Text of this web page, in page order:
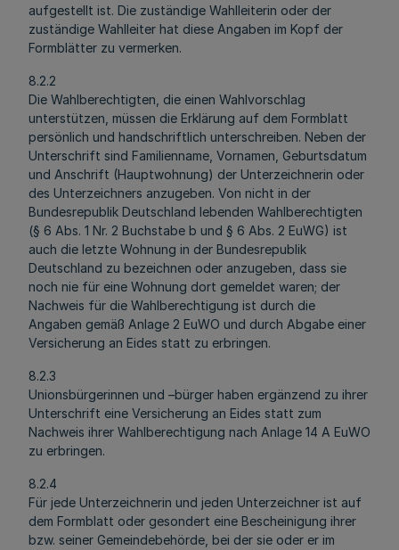
aufgestellt ist. Die zuständige Wahlleiterin oder der
zuständige Wahlleiter hat diese Angaben im Kopf der
Formblätter zu vermerken.
8.2.2
Die Wahlberechtigten, die einen Wahlvorschlag
unterstützen, müssen die Erklärung auf dem Formblatt
persönlich und handschriftlich unterschreiben. Neben der
Unterschrift sind Familienname, Vornamen, Geburtsdatum
und Anschrift (Hauptwohnung) der Unterzeichnerin oder
des Unterzeichners anzugeben. Von nicht in der
Bundesrepublik Deutschland lebenden Wahlberechtigten
(§ 6 Abs. 1 Nr. 2 Buchstabe b und § 6 Abs. 2 EuWG) ist
auch die letzte Wohnung in der Bundesrepublik
Deutschland zu bezeichnen oder anzugeben, dass sie
noch nie für eine Wohnung dort gemeldet waren; der
Nachweis für die Wahlberechtigung ist durch die
Angaben gemäß Anlage 2 EuWO und durch Abgabe einer
Versicherung an Eides statt zu erbringen.
8.2.3
Unionsbürgerinnen und –bürger haben ergänzend zu ihrer
Unterschrift eine Versicherung an Eides statt zum
Nachweis ihrer Wahlberechtigung nach Anlage 14 A EuWO
zu erbringen.
8.2.4
Für jede Unterzeichnerin und jeden Unterzeichner ist auf
dem Formblatt oder gesondert eine Bescheinigung ihrer
bzw. seiner Gemeindebehörde, bei der sie oder er im